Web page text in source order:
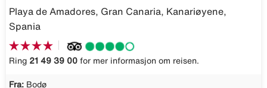
Playa de Amadores, Gran Canaria, Kanariøyene,
Spania
Ring 21 49 39 00 for mer informasjon om reisen.
Fra: Bodø